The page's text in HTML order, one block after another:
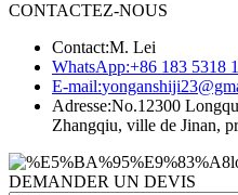
CONTACTEZ-NOUS
Contact:M. Lei
WhatsApp:+86 183 5318
E-mail:
Adresse:No.12300
Zhangqiu, ville de Jinan,
DEMANDER UN DEVIS